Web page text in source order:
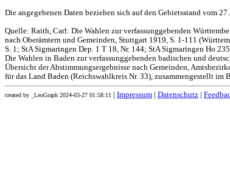
Die angegebenen Daten beziehen sich auf den Gebietsstand vom
Quelle: Raith, Carl: Die Wahlen zur verfassunggebenden
nach Oberämtern und Gemeinden, Stuttgart 1919, S. 1-111
S. 1; StA Sigmaringen Dep. 1 T 18, Nr. 144; StA Sigmaringen Ho
Die Wahlen in Baden zur verfassunggebenden badischen und
Übersicht der Abstimmungsergebnisse nach Gemeinden,
für das Land Baden (Reichswahlkreis Nr. 33), zusammengestellt im
created by _LeoGraph 2024-03-27 01:58:11 Impressum Datenschutz